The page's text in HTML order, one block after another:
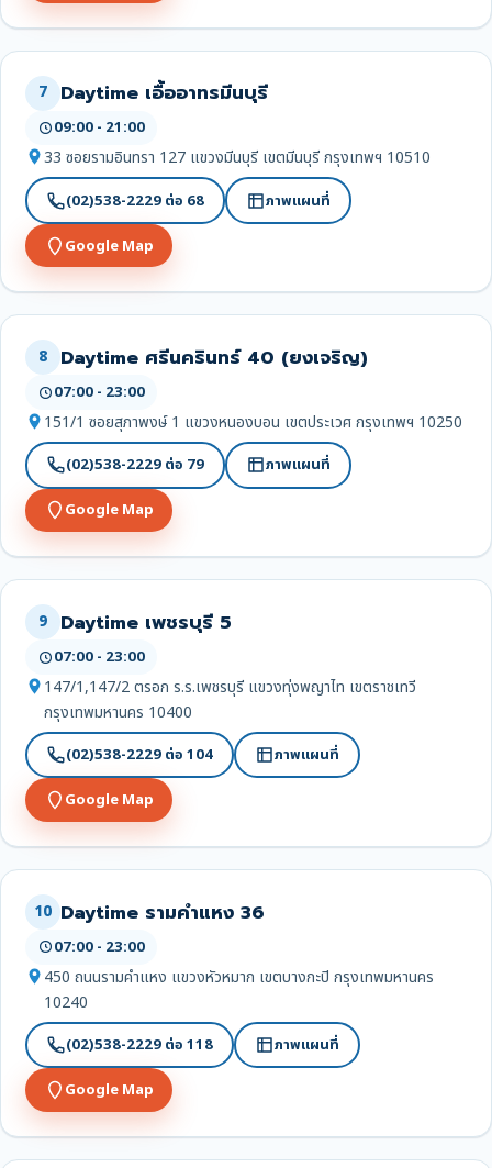
7 Daytime เอื้ออาทรมีนบุรี
09:00 - 21:00
33 ซอยรามอินทรา 127 แขวงมีนบุรี เขตมีนบุรี กรุงเทพฯ 10510
(02)538-2229 ต่อ 68 ภาพแผนที่
Google Map
8 Daytime ศรีนครินทร์ 40 (ยงเจริญ)
07:00 - 23:00
151/1 ซอยสุภาพงษ์ 1 แขวงหนองบอน เขตประเวศ กรุงเทพฯ 10250
(02)538-2229 ต่อ 79 ภาพแผนที่
Google Map
9 Daytime เพชรบุรี 5
07:00 - 23:00
147/1,147/2 ตรอก ร.ร.เพชรบุรี แขวงทุ่งพญาไท เขตราชเทวี
กรุงเทพมหานคร 10400
(02)538-2229 ต่อ 104 ภาพแผนที่
Google Map
10 Daytime รามคำแหง 36
07:00 - 23:00
450 ถนนรามคำแหง แขวงหัวหมาก เขตบางกะปิ กรุงเทพมหานคร
10240
(02)538-2229 ต่อ 118 ภาพแผนที่
Google Map